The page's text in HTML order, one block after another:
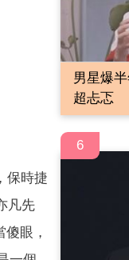
保時捷
凡先
眼，
男星爆
超忐忑
6